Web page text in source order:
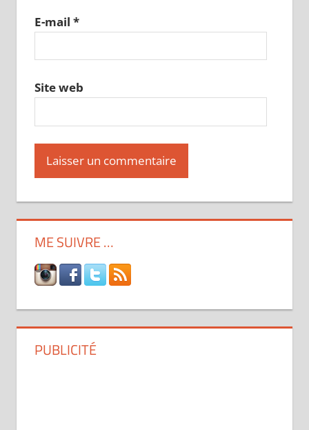
E-mail *
Site web
ME SUIVRE …
PUBLICITÉ